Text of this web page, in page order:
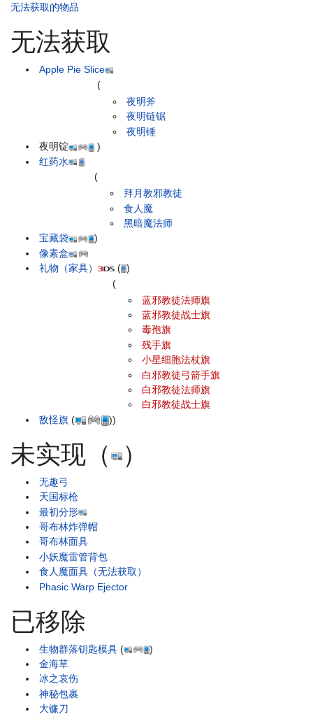
无法获取的物品
无法获取
Apple Pie Slice
夜明锭
(
夜明斧
夜明链锯
夜明锤
)
红药水
宝藏袋
(
拜月教邪教徒
食人魔
黑暗魔法师
)
像素盒
礼物（家具）
( )
敌怪旗 ( )
(
蓝邪教徒法师旗
蓝邪教徒战士旗
毒孢旗
残手旗
小星细胞法杖旗
白邪教徒弓箭手旗
白邪教徒法师旗
白邪教徒战士旗
)
未实现（ ）
无趣弓
天国标枪
最初分形
哥布林炸弹帽
哥布林面具
小妖魔雷管背包
食人魔面具（无法获取）
Phasic Warp Ejector
已移除
生物群落钥匙模具 (
)
金海草
冰之哀伤
神秘包裹
大镰刀